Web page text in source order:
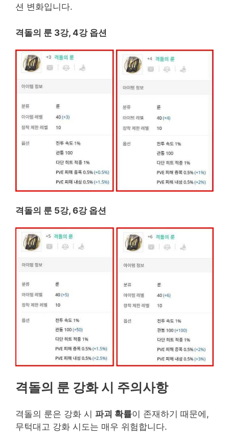
션 변화입니다.
격돌의 룬 3강, 4강 옵션
격돌의 룬 5강, 6강 옵션
격돌의 룬 강화 시 주의사항
격돌의 룬은 강화 시 파괴 확률이 존재하기 때문에,
무턱대고 강화 시도는 매우 위험합니다.